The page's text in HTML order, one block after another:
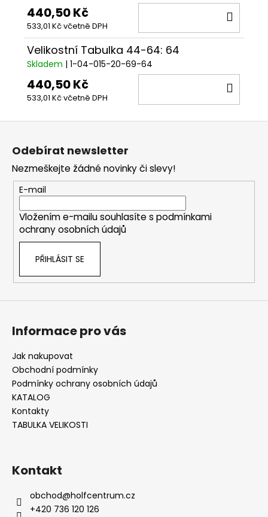
440,50 Kč
533,01 Kč včetně DPH
Velikostní Tabulka 44-64: 64
Skladem | 1-04-015-20-69-64
440,50 Kč
533,01 Kč včetně DPH
Z
Odebírat newsletter
Nezmeškejte žádné novinky či slevy!
E-mail
Vložením e-mailu souhlasíte s podmínkami
ochrany osobních údajů
PŘIHLÁSIT SE
Informace pro vás
Jak nakupovat
Obchodní podmínky
Podmínky ochrany osobních údajů
KATALOG
Kontakty
TABULKA VELIKOSTI
Kontakt
obchod@holfcentrum.cz
+420 736 120 126